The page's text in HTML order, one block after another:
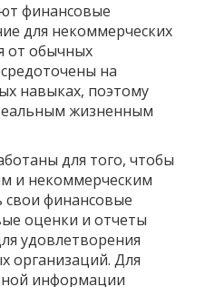
финансовые
для некоммерческих
от обычных
на
навыках, поэтому
жизненным
для того, чтобы
и некоммерческим
свои финансовые
оценки и отчеты
удовлетворения
организаций. Для
информации